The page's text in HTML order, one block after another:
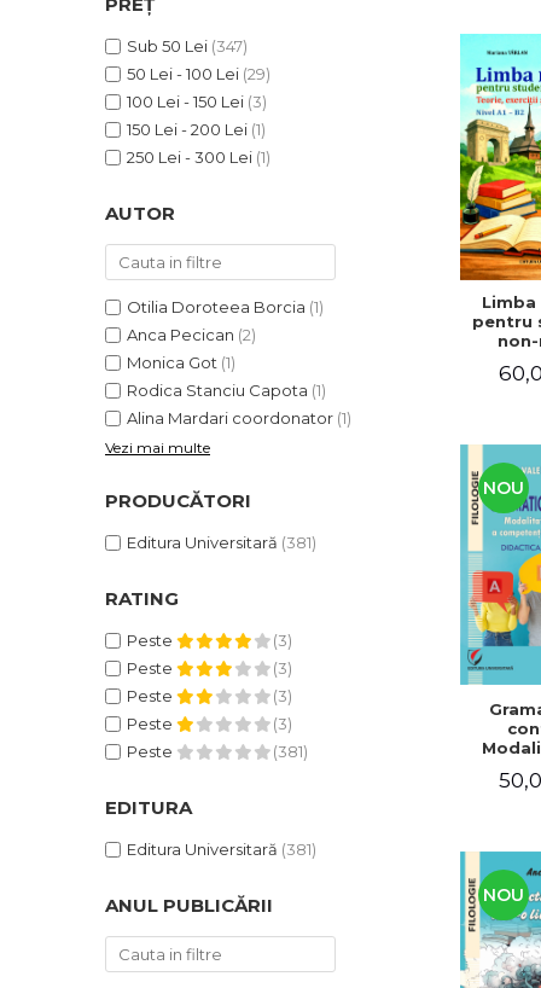
ADMINISTRATIVE
ȘTIINȚE ECONOMICE
ȘTIINȚE EXACTE
EDUCAȚIE FIZICĂ ȘI SPORT
PREUNIVERSITARIA
TIMP LIBER
PACHETE DE STUDIU
PROMOȚIILE LUNII
ULTIMELE EXEMPLARE
Cum Cumpăr
Politica de Retur
Formular de Retur
Distribuitori
Sub 50 Lei (347)
50 Lei - 100 Lei (29)
100 Lei - 150 Lei (3)
150 Lei - 200 Lei (1)
250 Lei - 300 Lei (1)
AUTOR
Otilia Doroteea Borcia (1)
Anca Pecican (2)
Monica Got (1)
Rodica Stanciu Capota (1)
Alina Mardari coordonator (1)
Vezi mai multe
PRODUCĂTORI
Editura Universitară (381)
RATING
Peste
(3)
Peste
(3)
Peste
(3)
Peste
(3)
Peste
(381)
EDITURA
Editura Universitară (381)
ANUL PUBLICĂRII
Limba
pentru
Teorie,
teste.
NOU
NOU